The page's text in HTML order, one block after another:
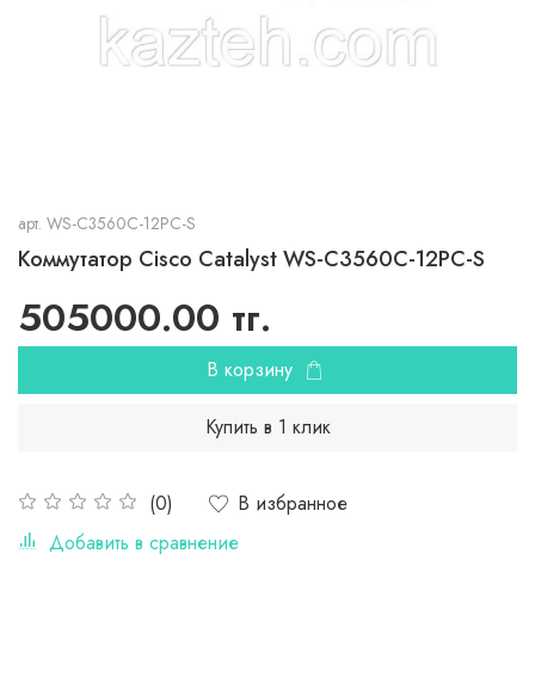
арт. WS-C3560C-12PC-S
Коммутатор Cisco Catalyst WS-C3560C-12PC-S
(0)
В избранное
Добавить в сравнение
505000.00 тг.
В корзину
Купить в 1 клик